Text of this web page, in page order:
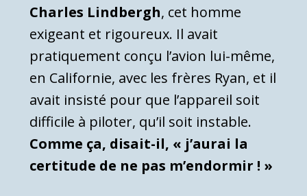
Charles Lindbergh, cet homme
exigeant et rigoureux. Il avait
pratiquement conçu l’avion lui-même,
en Californie, avec les frères Ryan, et il
avait insisté pour que l’appareil soit
difficile à piloter, qu’il soit instable.
Comme ça, disait-il, « j’aurai la
certitude de ne pas m’endormir ! »